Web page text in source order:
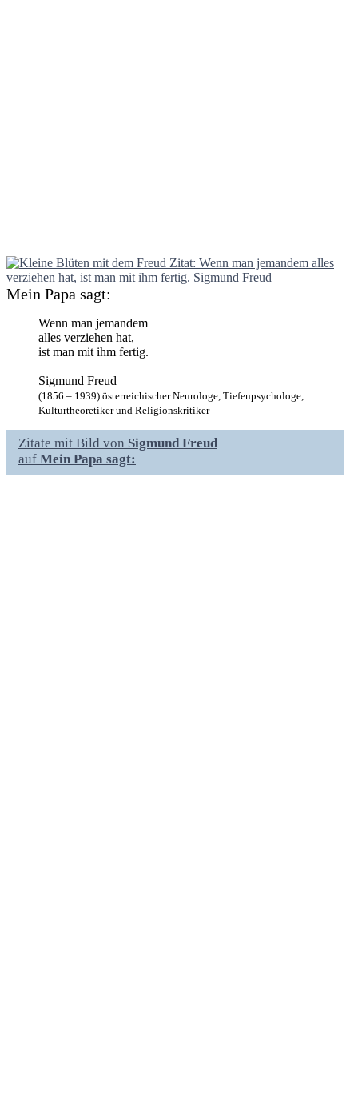
Mein Papa sagt:
Wenn man jemandem
alles verziehen hat,
ist man mit ihm fertig.
Sigmund Freud
(1856 – 1939) österreichischer Neurologe, Tiefenpsychologe,
Kulturtheoretiker und Religionskritiker
Zitate mit Bild von Sigmund Freud
auf Mein Papa sagt: